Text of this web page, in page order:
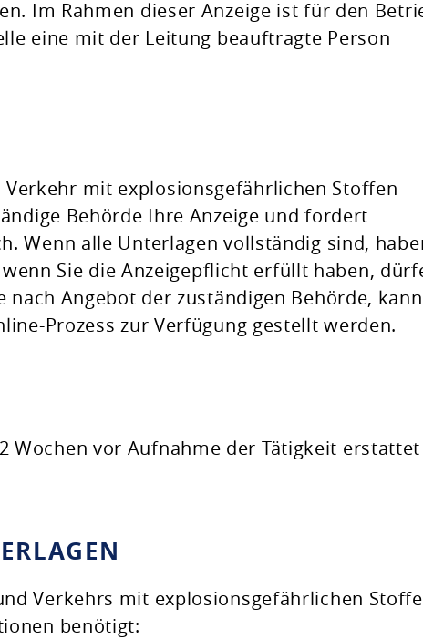
Im Rahmen dieser Anzeige ist für den
eine mit der Leitung beauftragte Person
Verkehr mit explosionsgefährlichen Stoffen
Behörde Ihre Anzeige und fordert
Wenn alle Unterlagen vollständig sind,
Sie die Anzeigepflicht erfüllt haben,
nach Angebot der zuständigen Behörde, kann
Prozess zur Verfügung gestellt werden.
Wochen vor Aufnahme der Tätigkeit erstattet
Verkehrs mit explosionsgefährlichen
benötigt: